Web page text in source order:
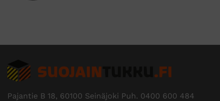
Pajantie B 18, 60100 Seinäjoki Puh. 0400 600 484